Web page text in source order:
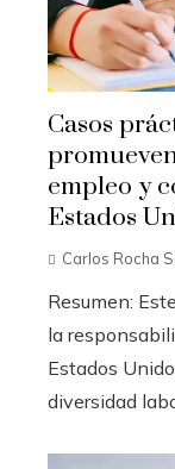
Casos
empleo y
Estados
Carlos Rocha
Resumen:
la
Estados
diversidad